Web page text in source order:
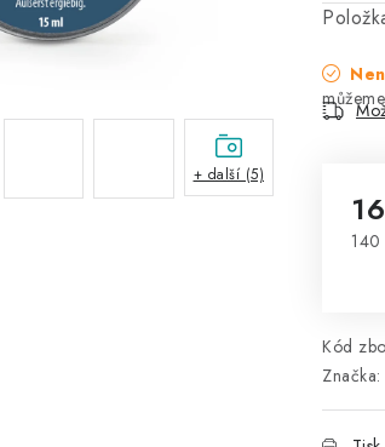
Kód
Značka:
+ další (5)